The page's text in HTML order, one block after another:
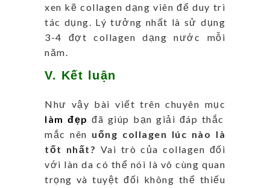
xen kẽ collagen dạng viên để duy trì
tác dụng. Lý tưởng nhất là sử dụng
3-4 đợt collagen dạng nước mỗi
năm.
V. Kết luận
Như vậy bài viết trên chuyên mục
làm đẹp đã giúp bạn giải đáp thắc
mắc nên uống collagen lúc nào là
tốt nhất? Vai trò của collagen đối
với làn da có thể nói là vô cùng quan
trọng và tuyệt đối không thể thiếu